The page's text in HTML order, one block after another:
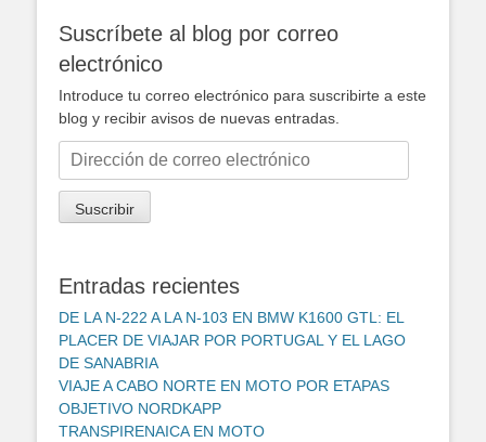
Suscríbete al blog por correo
electrónico
Introduce tu correo electrónico para suscribirte a este
blog y recibir avisos de nuevas entradas.
Dirección
de
correo
electrónico
Suscribir
Entradas recientes
DE LA N-222 A LA N-103 EN BMW K1600 GTL: EL
PLACER DE VIAJAR POR PORTUGAL Y EL LAGO
DE SANABRIA
VIAJE A CABO NORTE EN MOTO POR ETAPAS
OBJETIVO NORDKAPP
TRANSPIRENAICA EN MOTO